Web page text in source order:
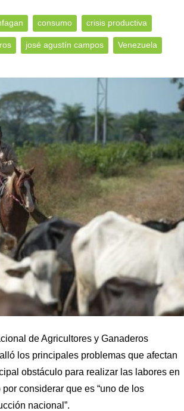
consumo crisis productiva
josé agustín campos Venezuela
de Agricultores y Ganaderos
los principales problemas que afectan
obstáculo para realizar las labores en
considerar que es “uno de los
nacional”.